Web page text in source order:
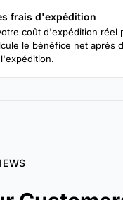
frais d'expédition
coût d'expédition réel
le bénéfice net après